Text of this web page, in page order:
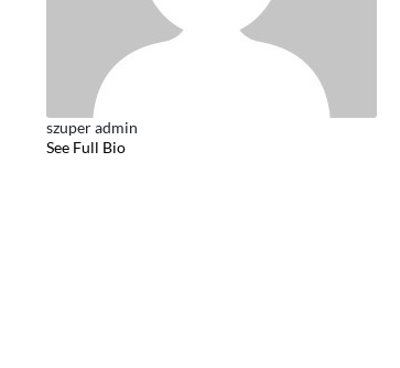
szuper admin
See Full Bio